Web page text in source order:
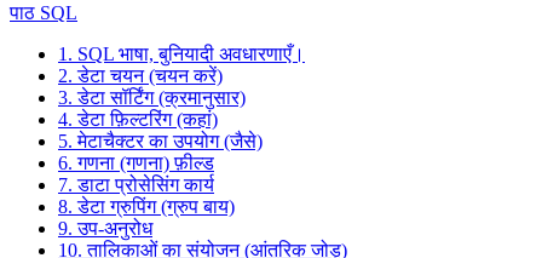
पाठ SQL
1. SQL भाषा, बुनियादी अवधारणाएँ।
2. डेटा चयन (चयन करें)
3. डेटा सॉर्टिंग (क्रमानुसार)
4. डेटा फ़िल्टरिंग (कहां)
5. मेटाचैक्टर का उपयोग (जैसे)
6. गणना (गणना) फ़ील्ड
7. डाटा प्रोसेसिंग कार्य
8. डेटा ग्रुपिंग (ग्रुप बाय)
9. उप-अनुरोध
10. तालिकाओं का संयोजन (आंतरिक जोड़)